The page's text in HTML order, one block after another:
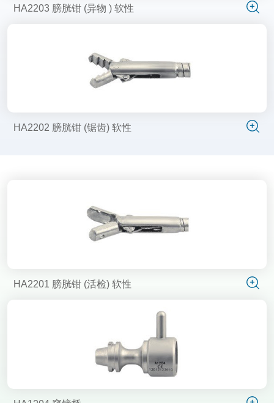
HA2203 膀胱钳 (异物 ) 软性
HA2202 膀胱钳 (锯齿) 软性
HA2201 膀胱钳 (活检) 软性